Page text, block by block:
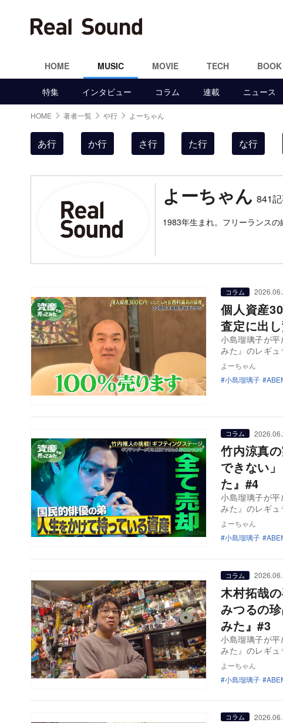
HOME MUSIC MOVIE TECH BOOK
特集 インタビュー コラム 連載 ニュース
HOME 著者一覧 や行 よーちゃん
あ行 か行 さ行 た行 な行
よーちゃん 841
1983年生まれ。フリーランスの
コラム
個人資産
査定に出
小島瑠璃子が
みた』のレギ
よーちゃん
小島瑠璃子
コラム
竹内涼真
できない
た』#4
小島瑠璃子が
みた』のレギ
よーちゃん
小島瑠璃子
コラム
木村拓哉
みつるの
みた』#3
小島瑠璃子が
みた』のレギ
よーちゃん
小島瑠璃子
コラム